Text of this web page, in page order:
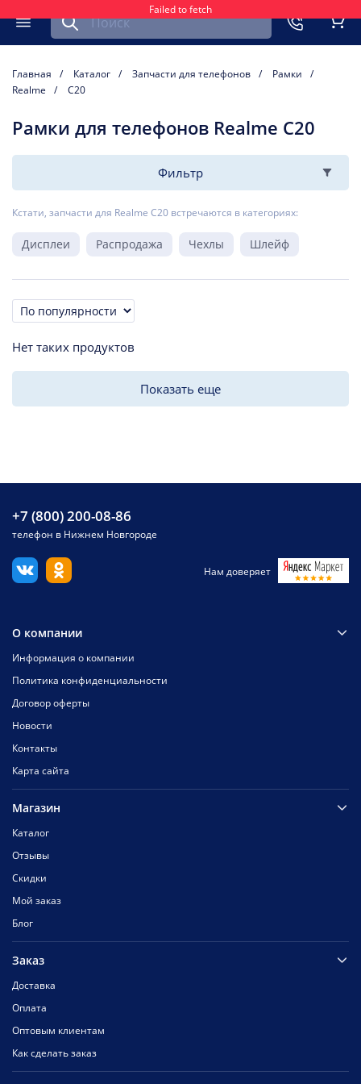
Failed to fetch
Меню
Найти запчасть для мобильного устройства
Главная Каталог Запчасти для телефонов
Рамки
Realme
C20
Рамки для телефонов Realme C20
Фильтр
Кстати, запчасти для Realme C20 встречаются в категориях:
Дисплеи Распродажа Чехлы Шлейф
Сортировка
Нет таких продуктов
Показать еще
+7 (800) 200-08-86
телефон в Нижнем Новгороде
Нам доверяет
О компании
Информация о компании
Политика конфиденциальности
Договор оферты
Новости
Контакты
Карта сайта
Магазин
Каталог
Отзывы
Скидки
Мой заказ
Блог
Заказ
Доставка
Оплата
Оптовым клиентам
Как сделать заказ